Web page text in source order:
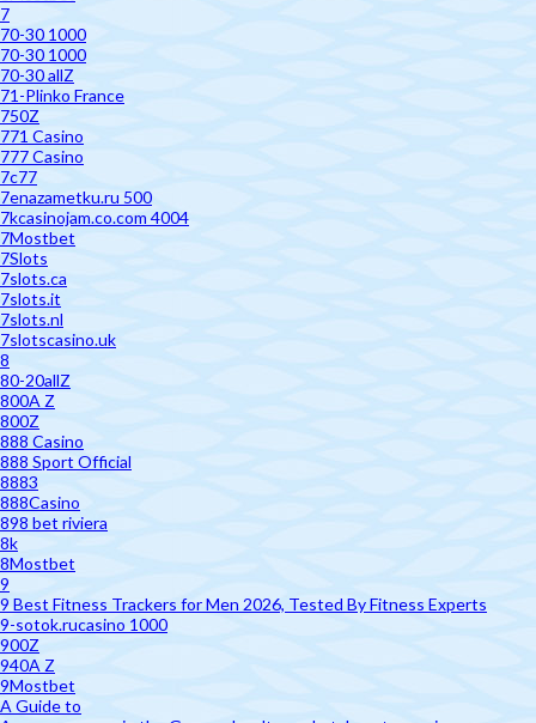
7
70-30 1000
70-30 1000
70-30 allZ
71-Plinko France
750Z
771 Casino
777 Casino
7c77
7enazametku.ru 500
7kcasinojam.co.com 4004
7Mostbet
7Slots
7slots.ca
7slots.it
7slots.nl
7slotscasino.uk
8
80-20allZ
800A Z
800Z
888 Casino
888 Sport Official
8883
888Casino
898 bet riviera
8k
8Mostbet
9
9 Best Fitness Trackers for Men 2026, Tested By Fitness Experts
9-sotok.rucasino 1000
900Z
940A Z
9Mostbet
A Guide to